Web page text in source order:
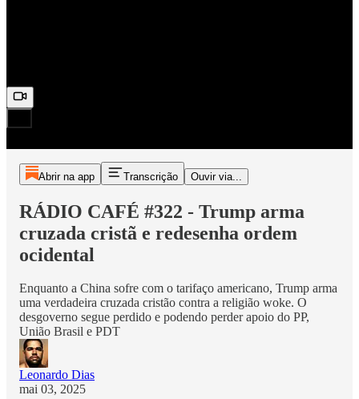
Abrir na app Transcrição Ouvir via...
RÁDIO CAFÉ #322 - Trump arma
cruzada cristã e redesenha ordem
ocidental
Enquanto a China sofre com o tarifaço americano, Trump arma
uma verdadeira cruzada cristão contra a religião woke. O
desgoverno segue perdido e podendo perder apoio do PP,
União Brasil e PDT
Leonardo Dias
mai 03, 2025